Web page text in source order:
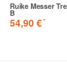
Ruike Messer
B
54,90 €*